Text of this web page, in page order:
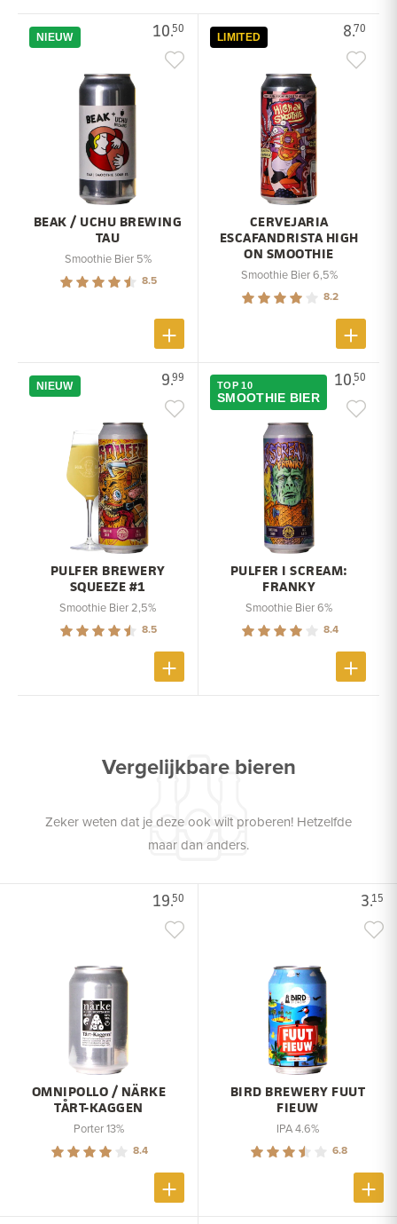
10.50
NIEUW
BEAK / UCHU BREWING
TAU
Smoothie Bier 5%
8.5
8.70
LIMITED
CERVEJARIA
ESCAFANDRISTA HIGH
ON SMOOTHIE
Smoothie Bier 6,5%
8.2
9.99
NIEUW
PULFER BREWERY
SQUEEZE #1
Smoothie Bier 2,5%
8.5
10.50
TOP 10
SMOOTHIE BIER
PULFER I SCREAM:
FRANKY
Smoothie Bier 6%
8.4
Vergelijkbare bieren
Zeker weten dat je deze ook wilt proberen! Hetzelfde
maar dan anders.
19.50
OMNIPOLLO / NÄRKE
TÅRT-KAGGEN
Porter 13%
8.4
3.15
BIRD BREWERY FUUT
FIEUW
IPA 4.6%
6.8